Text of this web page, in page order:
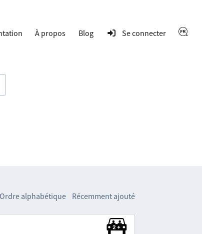
À propos Blog Se connecter
Ordre alphabétique Récemment ajouté